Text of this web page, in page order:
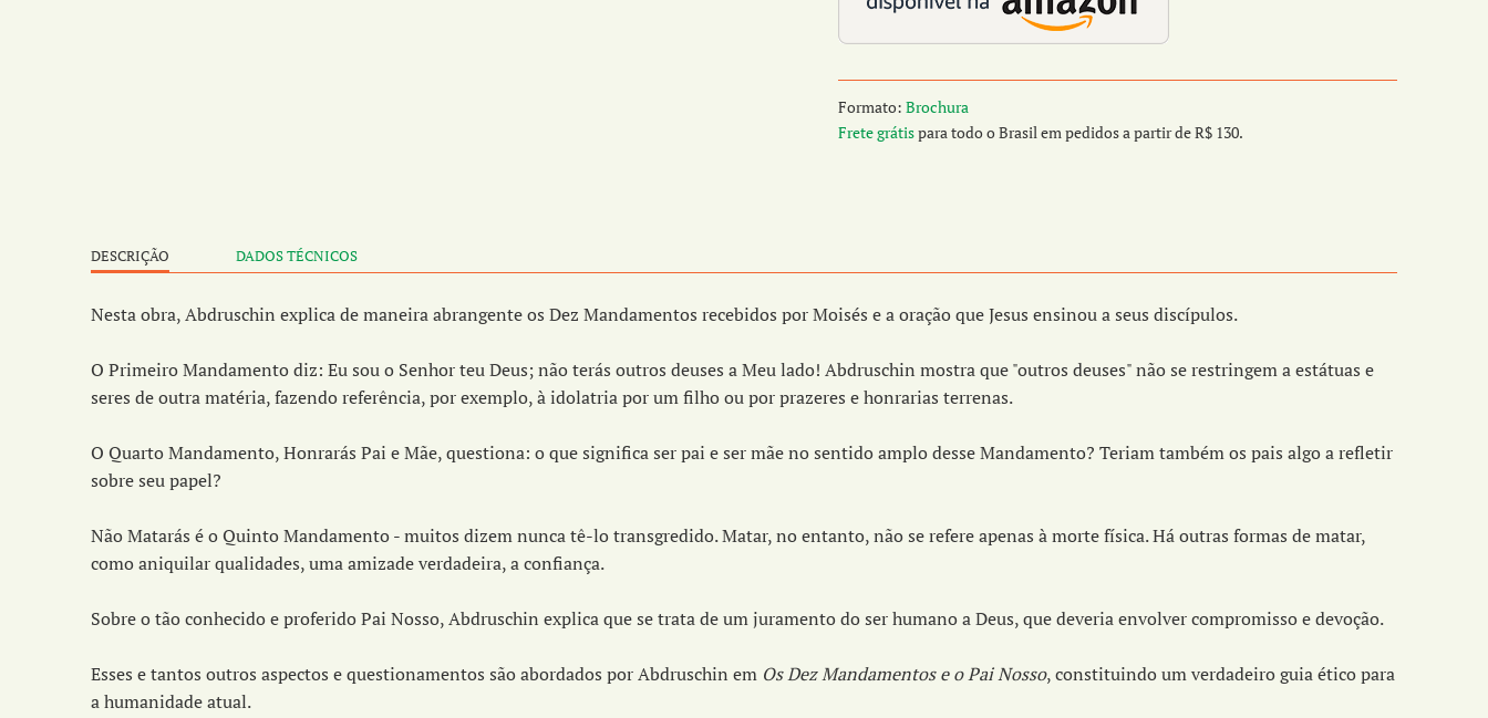
Formato: Brochura
Frete grátispara todo o Brasil em pedidos a partir de R$ 130.
DESCRIÇÃO DADOS TÉCNICOS
Nesta obra, Abdruschin explica de maneira abrangente os Dez Mandamentos recebidos por Moisés e a oração que Jesus ensinou a seus discípulos.
O Primeiro Mandamento diz: Eu sou o Senhor teu Deus; não terás outros deuses a Meu lado! Abdruschin mostra que "outros deuses" não se restringem a estátuas e
seres de outra matéria, fazendo referência, por exemplo, à idolatria por um filho ou por prazeres e honrarias terrenas.
O Quarto Mandamento, Honrarás Pai e Mãe, questiona: o que significa ser pai e ser mãe no sentido amplo desse Mandamento? Teriam também os pais algo a refletir
sobre seu papel?
Não Matarás é o Quinto Mandamento - muitos dizem nunca tê-lo transgredido. Matar, no entanto, não se refere apenas à morte física. Há outras formas de matar,
como aniquilar qualidades, uma amizade verdadeira, a confiança.
Sobre o tão conhecido e proferido Pai Nosso, Abdruschin explica que se trata de um juramento do ser humano a Deus, que deveria envolver compromisso e devoção.
Esses e tantos outros aspectos e questionamentos são abordados por Abdruschin em Os Dez Mandamentos e o Pai Nosso, constituindo um verdadeiro guia ético para
a humanidade atual.